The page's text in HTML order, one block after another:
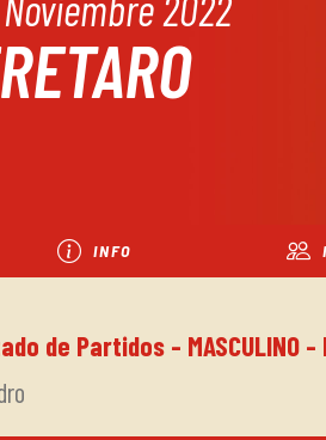
INFO
de Partidos - MASCULINO